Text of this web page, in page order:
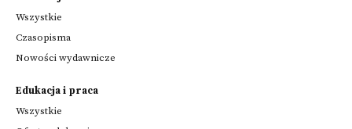
Wszystkie
Czasopisma
Nowości wydawnicze
Edukacja i praca
Wszystkie